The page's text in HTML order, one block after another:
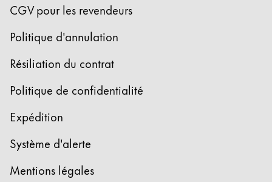
Gravure
Inspiration
LAMY Community
Lettering Workshop
LAMY Stories
LAMY dialog urushi
CGV pour les revendeurs
Politique d'annulation
Résiliation du contrat
Politique de confidentialité
Expédition
Système d'alerte
Mentions légales